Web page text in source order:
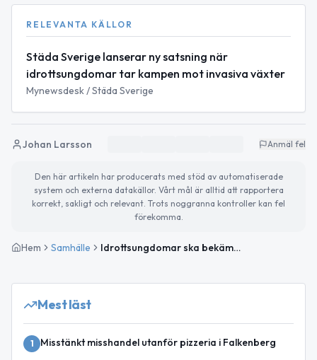
RELEVANTA KÄLLOR
Städa Sverige lanserar ny satsning när
idrottsungdomar tar kampen mot invasiva växter
Mynewsdesk / Städa Sverige
Johan Larsson Anmäl fel
Den här artikeln har producerats med stöd av automatiserade
system och externa datakällor. Vårt mål är alltid att rapportera
korrekt, sakligt och relevant. Trots noggranna kontroller kan fel
förekomma.
Hem Samhälle Idrottsungdomar ska bekämpa invasiva växter – pilotprojekt även i Falkenberg
Mest läst
1 Misstänkt misshandel utanför pizzeria i Falkenberg